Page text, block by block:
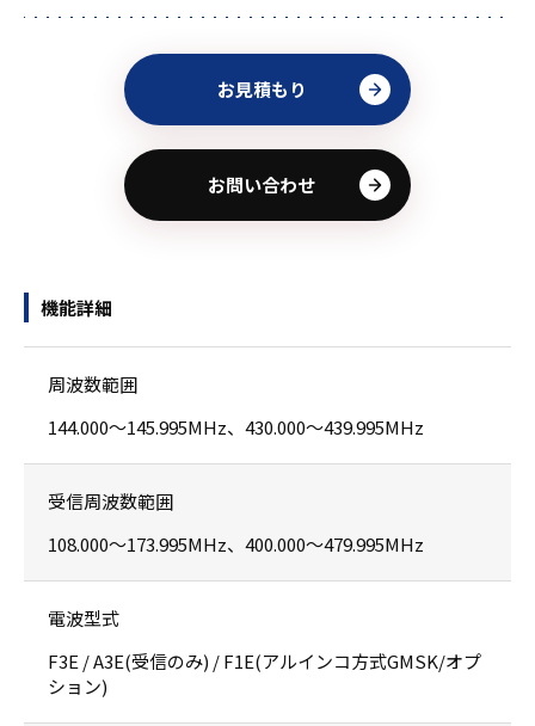
お見積もり
お問い合わせ
機能詳細
周波数範囲
144.000〜145.995MHz、430.000〜439.995MHz
受信周波数範囲
108.000〜173.995MHz、400.000〜479.995MHz
電波型式
F3E / A3E(受信のみ) / F1E(アルインコ方式GMSK/オプ
ション)